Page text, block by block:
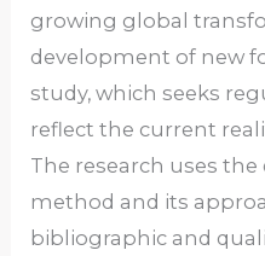
growing global
development of new
study, which seeks
reflect the current
The research uses
method and its
bibliographic and